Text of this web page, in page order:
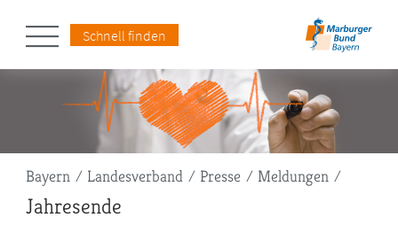
Schnell finden
Pfadnavigation
Bayern Landesverband Presse Meldungen
Jahresende